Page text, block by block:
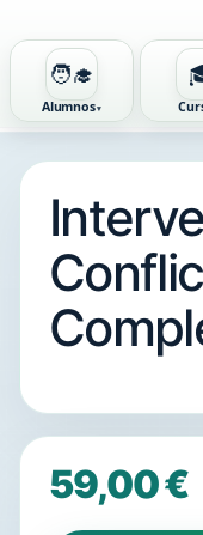
🧑‍🎓
Alumnos
59,00€